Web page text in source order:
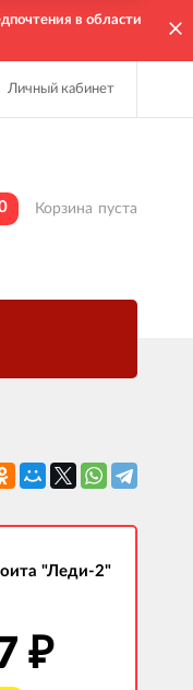
в области
Личный кабинет
Корзина пуста
"Леди-2"
₽